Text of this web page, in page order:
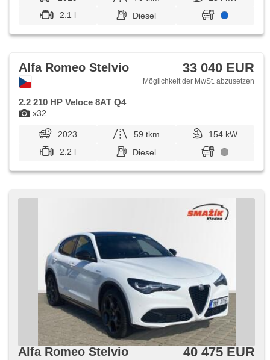
2.1 l
Diesel
x32
Alfa Romeo Stelvio 33 040 EUR
Möglichkeit der MwSt. abzusetzen
2.2 210 HP Veloce 8AT Q4
2023 59 tkm
154 kW
2.2 l
Diesel
Alfa Romeo Stelvio 40 475 EUR